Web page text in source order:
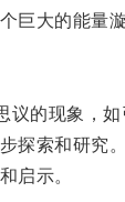
大的能量漩
的现象，如
探索和研究。
启示。